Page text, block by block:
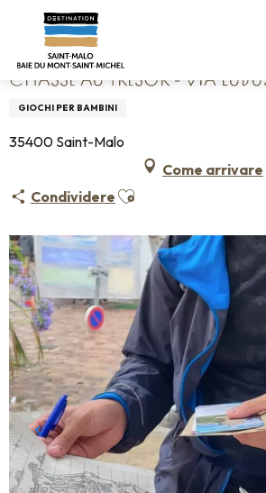
contenu
principal
Home Chasse au trésor - Via Ludus
CHASSE AU TRÉSOR - VIA
GIOCHI PER BAMBINI
35400 Saint-Malo
Come arrivare
Condividere Ajouter aux favoris